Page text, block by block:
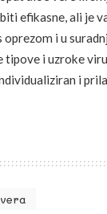
efikasne, ali je
oprezom i u
i uzroke
i